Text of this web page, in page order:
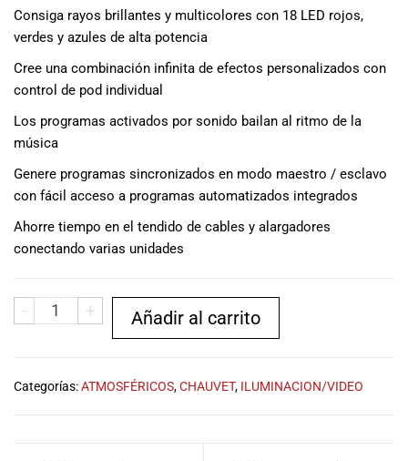
para nuestros
clientes. Ven a
visitarnos en
nuestra tienda
o haz tu
de nuestra
página web y
recibe tu
pedido en la
¡Descubre el
mundo de la
música con
Ecuador!
Consiga rayos brillantes y multicolores con 18 LED rojos,
verdes y azules de alta potencia
Cree una combinación infinita de efectos personalizados con
control de pod individual
Los programas activados por sonido bailan al ritmo de la
música
Genere programas sincronizados en modo maestro / esclavo
con fácil acceso a programas automatizados integrados
Ahorre tiempo en el tendido de cables y alargadores
conectando varias unidades
- + Añadir al carrito
Categorías:ATMOSFÉRICOS,CHAUVET, ILUMINACION/VIDEO